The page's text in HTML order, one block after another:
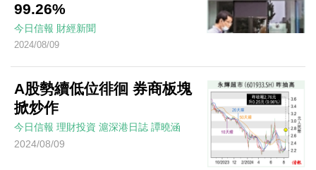
99.26%
今日信報 財經新聞
2024/08/09
A股勢續低位徘徊 券商板塊
掀炒作
今日信報 理財投資 滬深港日誌 譚曉涵
2024/08/09